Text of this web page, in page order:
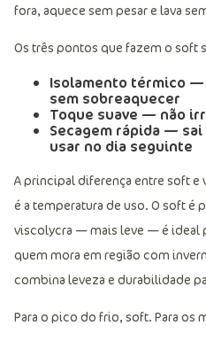
fora, aquece sem pesar e lava
Os três pontos que fazem o soft
Isolamento térmico —
sem sobreaquecer
Toque suave — não
Secagem rápida — sai
usar no dia seguinte
A principal diferença entre soft
é a temperatura de uso. O soft é
viscolycra — mais leve — é ideal
quem mora em região com
combina leveza e durabilidade
Para o pico do frio, soft. Para os